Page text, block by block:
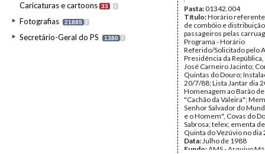
Caricaturas e cartoons 33 I
Fotografias 21885 I
Secretário-Geral do PS 1380 I
Pasta:01342.004
Título:Horário referente
de combóio e
passageiros pelas
Programa - Horário
Referido/Solicitado pelo
Presidência da
José Carneiro Jacinto;
Quintas do Douro;
20/7/88; Lista Jantar dia
Homenagem ao Barão
"Cachão da Valeira";
Senhor Salvador do
e o Homem", Covas do
Sabrosa; telex; ementa
Quinta do Vezúvio no
Data:Julho de 1988
Fundo: AMS - Arquivo